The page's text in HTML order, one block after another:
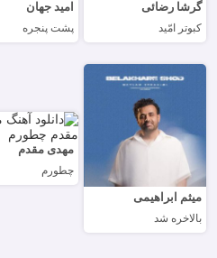
گرشا رضائی
کبوتر امّید
امید جهان
پشت پنجره
میثم ابراهیمی
بالاخره شد
مهدی مقدم
چطورم